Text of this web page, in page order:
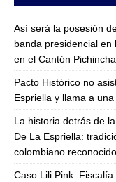
Así será la posesión
banda presidencial en
en el Cantón Pichincha
Pacto Histórico no
Espriella y llama a
La historia detrás de
De La Espriella:
colombiano
Caso Lili Pink: